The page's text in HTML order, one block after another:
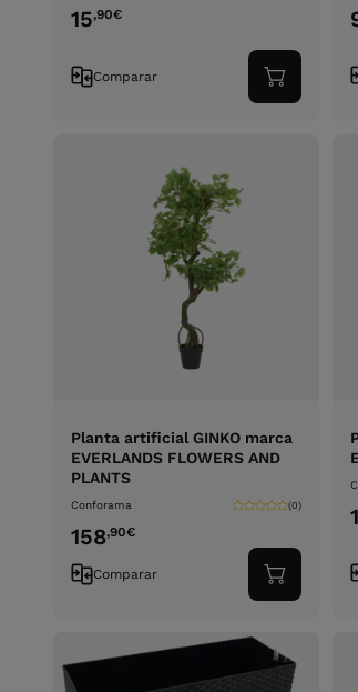
15,90€
Comparar
Adicionar
ao
Planta artificial GINKO marca
EVERLANDS FLOWERS AND
PLANTS
Conforama (0)
158,90€
Comparar
Adicionar
ao